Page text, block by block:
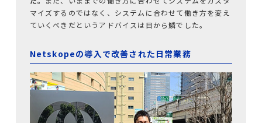
マイズするのではなく、システムに合わせて働き方を変え
ていくべきだというアドバイスは目から鱗でした。
Netskopeの導入で改善された日常業務